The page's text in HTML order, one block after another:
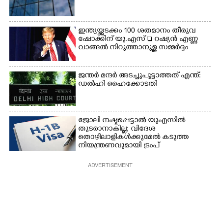
ഇന്ത്യയ്ക്കടക്കം 100 ശതമാനം തീരുവ
ഷോക്കിന് യു.എസ്  റഷ്യൻ എണ്ണ
വാങ്ങൽ നിറുത്താനുള്ള സമ്മർദ്ദം
ജന്ത‌‌ർ മന്ദർ അടച്ചുപൂട്ടാത്തത് എന്ത്:
ഡൽഹി ഹൈക്കോടതി
ജോലി നഷ്ടപ്പെട്ടാൽ യുഎസിൽ
തുടരാനാകില്ല; വിദേശ
തൊഴിലാളികൾക്കുമേൽ കടുത്ത
നിയന്ത്രണവുമായി ട്രംപ്‌
ADVERTISEMENT